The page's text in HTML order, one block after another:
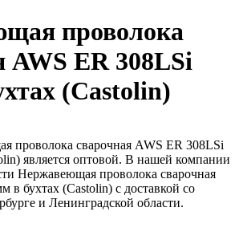
проволока
AWS ER 308LSi
(Castolin)
проволока сварочная AWS ER 308LSi
является оптовой. В нашей компании
Нержавеющая проволока сварочная
в бухтах (Castolin) с доставкой со
и Ленинградской области.